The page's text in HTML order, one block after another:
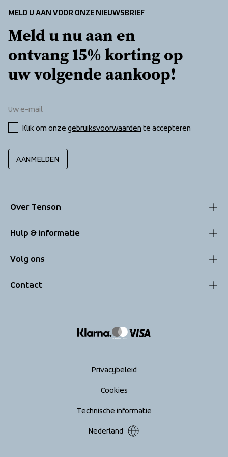
MELD U AAN VOOR ONZE NIEUWSBRIEF
Meld u nu aan en
ontvang 15% korting op
uw volgende aankoop!
Klik om onze gebruiksvoorwaarden te accepteren
AANMELDEN
Over Tenson
Duurzaamheid
Technologieën
Hulp & informatie
Algemene voorwaarden
Retouren
Volg ons
Contact
Privacybeleid
Cookies
Technische informatie
Nederland